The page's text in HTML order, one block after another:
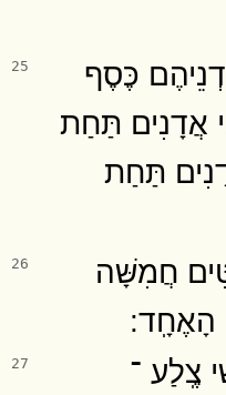
25
כֶּסֶף
אֲדָנִים תַּחַת
תַּחַת
26
חֲמִשָּׁה
׃
27
צֶֽלַע ־